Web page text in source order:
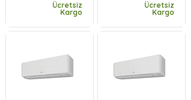
Ücretsiz
Kargo
Ücretsiz
Kargo